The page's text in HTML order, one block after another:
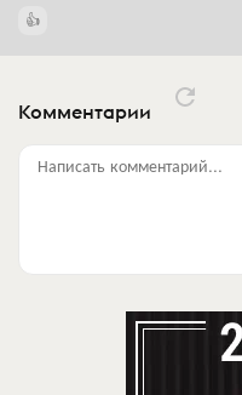
Комментарии
Написать комментарий...